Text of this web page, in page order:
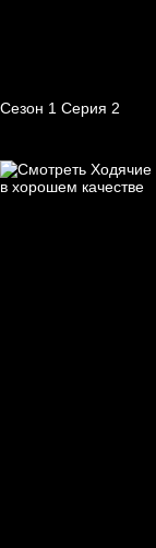
Сезон 1 Серия 2